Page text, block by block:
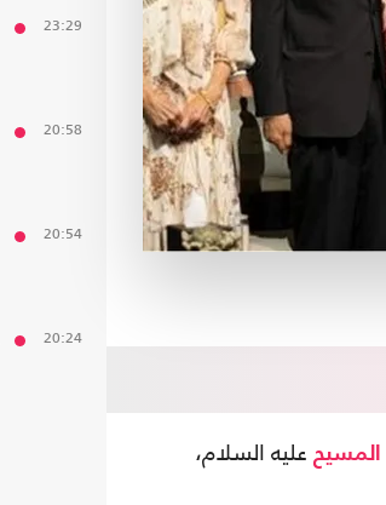
المسيح عليه السلام،
23:29
20:58
20:54
20:24